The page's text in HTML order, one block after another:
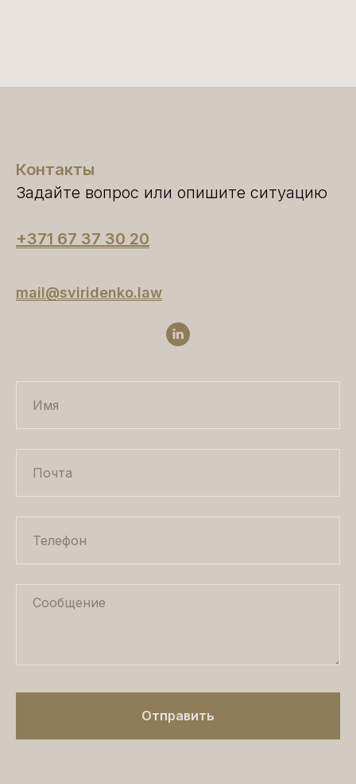
Контакты
Задайте вопрос или опишите ситуацию
+371 67 37 30 20
mail@sviridenko.law
Отправить